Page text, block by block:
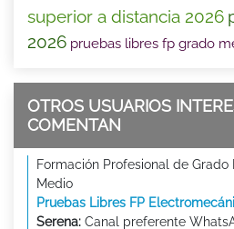
superior a distancia 2026
2026 pruebas libres fp grado
OTROS USUARIOS
COMENTAN
Formación Profesional de
Medio
Pruebas Libres FP
Serena: Canal preferente